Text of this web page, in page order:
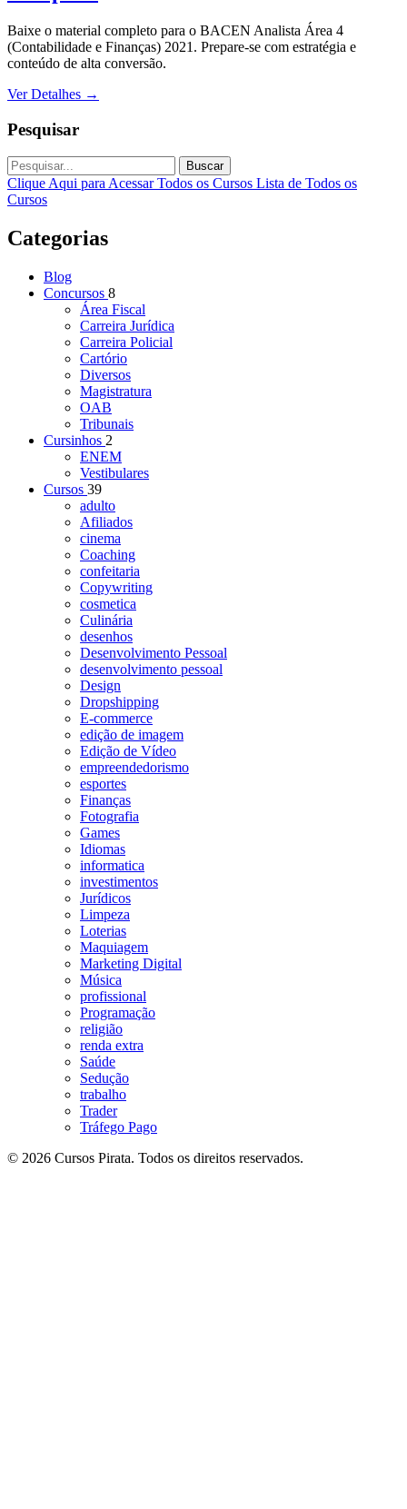
Baixe o material completo para o BACEN Analista Área 4
(Contabilidade e Finanças) 2021. Prepare-se com estratégia e
conteúdo de alta conversão.
Ver Detalhes →
Pesquisar
Buscar
Clique Aqui para Acessar Todos os Cursos Lista de Todos os
Cursos
Categorias
Blog
Concursos 8
Área Fiscal
Carreira Jurídica
Carreira Policial
Cartório
Diversos
Magistratura
OAB
Tribunais
Cursinhos 2
ENEM
Vestibulares
Cursos 39
adulto
Afiliados
cinema
Coaching
confeitaria
Copywriting
cosmetica
Culinária
desenhos
Desenvolvimento Pessoal
desenvolvimento pessoal
Design
Dropshipping
E-commerce
edição de imagem
Edição de Vídeo
empreendedorismo
esportes
Finanças
Fotografia
Games
Idiomas
informatica
investimentos
Jurídicos
Limpeza
Loterias
Maquiagem
Marketing Digital
Música
profissional
Programação
religião
renda extra
Saúde
Sedução
trabalho
Trader
Tráfego Pago
© 2026 Cursos Pirata. Todos os direitos reservados.